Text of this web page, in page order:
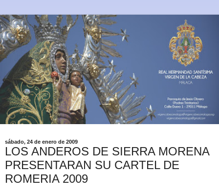
sábado, 24 de enero de 2009
LOS ANDEROS DE SIERRA MORENA
PRESENTARAN SU CARTEL DE
ROMERIA 2009